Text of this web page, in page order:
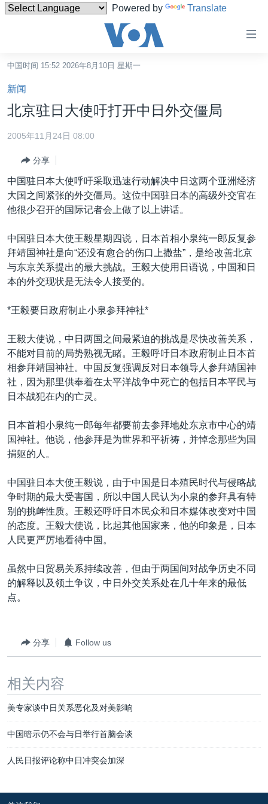
Powered by Translate
碍
链
接
跳
转
航
检
港澳
国际
最新国际新闻
中东
欧洲
美洲
全球议题
分类新闻
人权·法律·宗教
科教·文娱·体健
劳工
环境
热点专题
白宫要闻
美中关系
美国建国250周年
埃博拉疫情
美国之音专访
重要讲话与声明
台海两岸关系
南中国海争端
关注新疆
GEN Z 看美国
VOA视频
中文广播
关注我们
其他语言网站
中国时间 15:52 2026年8月10日 星期一
新闻
北京驻日大使吁打开中日外交僵局
2005年11月24日 08:00
分享
中国驻日本大使呼吁采取迅速行动解决中日这两个亚洲经济
大国之间紧张的外交僵局。这位中国驻日本的高级外交官在
他很少召开的国际记者会上做了以上讲话。
中国驻日本大使王毅星期四说，日本首相小泉纯一郎反复参
拜靖国神社是向“还没有愈合的伤口上撒盐”，是给改善北京
与东京关系提出的最大挑战。王毅大使用日语说，中国和日
本的外交现状是无法令人接受的。
*王毅要日政府制止小泉参拜神社*
王毅大使说，中日两国之间最紧迫的挑战是尽快改善关系，
不能对目前的局势熟视无睹。王毅呼吁日本政府制止日本首
相参拜靖国神社。中国反复强调反对日本领导人参拜靖国神
社，因为那里供奉着在太平洋战争中死亡的包括日本平民与
日本战犯在内的亡灵。
日本首相小泉纯一郎每年都要前去参拜地处东京市中心的靖
国神社。他说，他参拜是为世界和平祈祷，并悼念那些为国
捐躯的人。
中国驻日本大使王毅说，由于中国是日本殖民时代与侵略战
争时期的最大受害国，所以中国人民认为小泉的参拜具有特
别的挑衅性质。王毅还呼吁日本民众和日本媒体改变对中国
的态度。王毅大使说，比起其他国家来，他的印象是，日本
人民更严厉地看待中国。
虽然中日贸易关系持续改善，但由于两国间对战争历史不同
的解释以及领土争议，中日外交关系处在几十年来的最低
点。
分享 Follow us
相关内容
美专家谈中日关系恶化及对美影响
中国暗示仍不会与日举行首脑会谈
人民日报评论称中日冲突会加深